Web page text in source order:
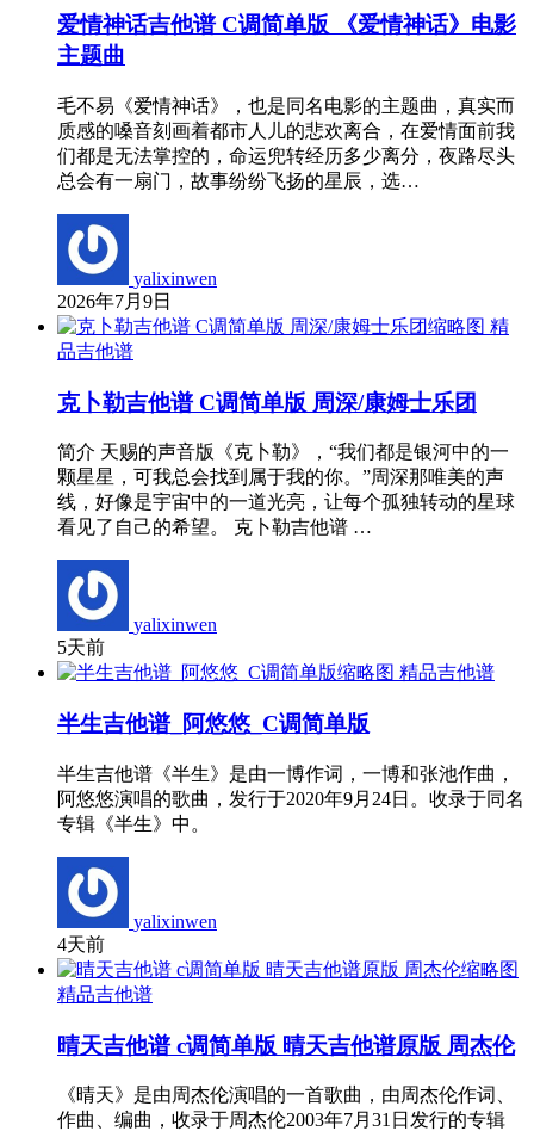
爱情神话吉他谱 C调简单版 《爱情神话》电影
主题曲
毛不易《爱情神话》，也是同名电影的主题曲，真实而
质感的嗓音刻画着都市人儿的悲欢离合，在爱情面前我
们都是无法掌控的，命运兜转经历多少离分，夜路尽头
总会有一扇门，故事纷纷飞扬的星辰，选…
yalixinwen
2026年7月9日
精
品吉他谱
克卜勒吉他谱 C调简单版 周深/康姆士乐团
简介 天赐的声音版《克卜勒》，“我们都是银河中的一
颗星星，可我总会找到属于我的你。”周深那唯美的声
线，好像是宇宙中的一道光亮，让每个孤独转动的星球
看见了自己的希望。 克卜勒吉他谱 …
yalixinwen
5天前
精品吉他谱
半生吉他谱_阿悠悠_C调简单版
半生吉他谱《半生》是由一博作词，一博和张池作曲，
阿悠悠演唱的歌曲，发行于2020年9月24日。收录于同名
专辑《半生》中。
yalixinwen
4天前
精品吉他谱
晴天吉他谱 c调简单版 晴天吉他谱原版 周杰伦
《晴天》是由周杰伦演唱的一首歌曲，由周杰伦作词、
作曲、编曲，收录于周杰伦2003年7月31日发行的专辑